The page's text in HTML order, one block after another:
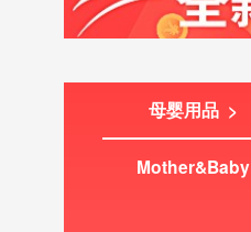
母婴用品 >
Mother&Baby